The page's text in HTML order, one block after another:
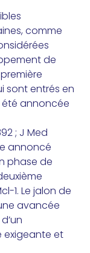
comme
de
sont entrés en
été annoncée
; J Med
annoncé
phase de
1. Le jalon de
avancée
exigeante et